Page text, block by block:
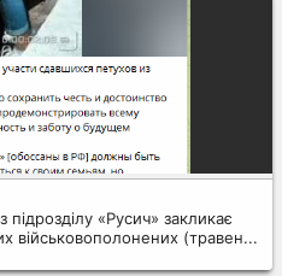
підрозділу «Русич» закликає
військовополонених (травен...